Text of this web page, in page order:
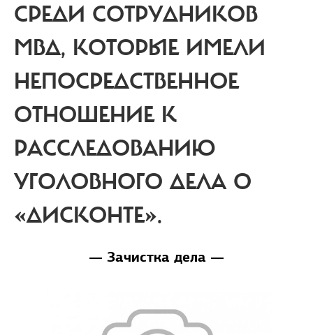
СРЕДИ СОТРУДНИКОВ
МВД, КОТОРЫЕ ИМЕЛИ
НЕПОСРЕДСТВЕННОЕ
ОТНОШЕНИЕ К
РАССЛЕДОВАНИЮ
УГОЛОВНОГО ДЕЛА О
«ДИСКОНТЕ».
— Зачистка дела —